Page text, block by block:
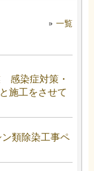
一覧
感染症対策・
施工をさせて
類除染工事ペ